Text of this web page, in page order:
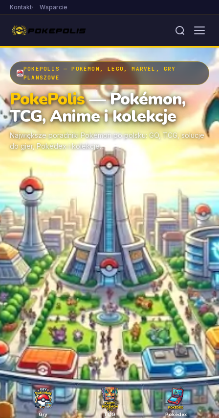
Kontakt Wsparcie
POKEPOLIS — POKÉMON, LEGO, MARVEL, GRY
PLANSZOWE
PokePolis— Pokémon,
TCG, Anime i kolekcje
Największe poradniki Pokémon po polsku: GO, TCG, solucje
do gier, Pokédex i kolekcje.
Gry TCG Pokédex